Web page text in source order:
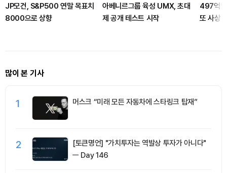
JP모건, S&P500 연말 목표치
8000으로 상향
아베니르그룹 육성 UMX, 초대
제 공개 테스트 시작
497억달
또 사상
많이 본 기사
1 머스크 “미래 모든 자동차에 스타링크 탑재”
2
[토큰명언] "가치투자는 역발상 투자가 아니다"
ㅡ Day 146